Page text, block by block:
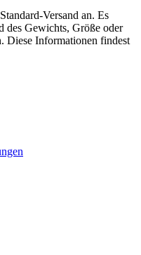
Versand an. Es
des Gewichts, Größe oder
Diese Informationen findest